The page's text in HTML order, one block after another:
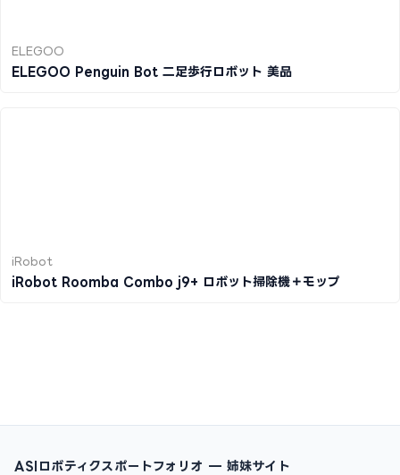
ELEGOO
ELEGOO Penguin Bot 二足歩行ロボット 美品
iRobot
iRobot Roomba Combo j9+ ロボット掃除機＋モップ
ASIロボティクスポートフォリオ — 姉妹サイト